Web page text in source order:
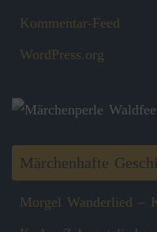
Kommentar-Feed
WordPress.org
Märchenhafte
Morgel Wanderlied –